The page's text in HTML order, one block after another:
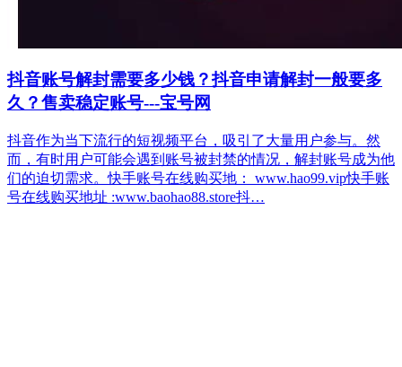
抖音账号解封需要多少钱？抖音申请解封一般要多
久？售卖稳定账号---宝号网
抖音作为当下流行的短视频平台，吸引了大量用户参与。然
而，有时用户可能会遇到账号被封禁的情况，解封账号成为他
们的迫切需求。快手账号在线购买地： www.hao99.vip快手账
号在线购买地址 :www.baohao88.store抖…